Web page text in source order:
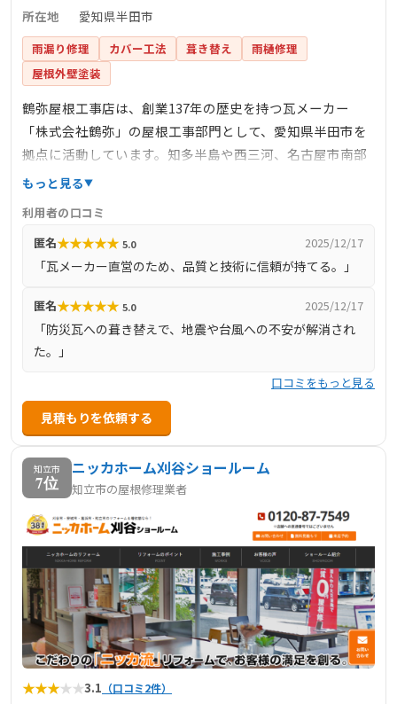
所在地
愛知県半田市
雨漏り修理 カバー工法 葺き替え
雨樋修理
屋根外壁塗装
鶴弥屋根工事店は、創業137年の歴史を持つ瓦メーカー
「株式会社鶴弥」の屋根工事部門として、愛知県半田市を
拠点に活動しています。知多半島や西三河、名古屋市南部
を中心に、屋根の葺き替え工事やカバー工法など、屋根工
し、地震や台風に強い防災瓦を提供し、地域の住宅の安全
性向上に貢献しています。公式サイトでは、施工事例やお
客様の声を公開し、現地調査や見積もりを無料で受け付け
もっと見る
利用者の口コミ
匿名★★★★★ 5.0 2025/12/17
「瓦メーカー直営のため、品質と技術に信頼が持てる。」
匿名★★★★★ 5.0 2025/12/17
「防災瓦への葺き替えで、地震や台風への不安が解消され
た。」
口コミをもっと見る
見積もりを依頼する
知立市
7位
ニッカホーム刈谷ショールーム
知立市の屋根修理業者
★★★★★3.1 （口コミ2件）